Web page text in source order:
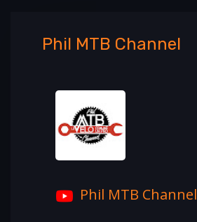
Phil MTB Channel
Phil MTB Channel